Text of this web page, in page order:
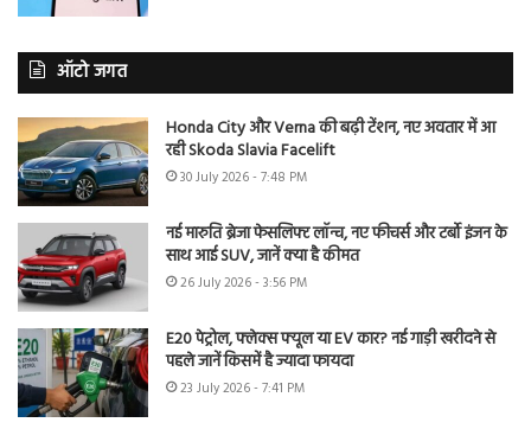
ऑटो जगत
Honda City और Verna की बढ़ी टेंशन, नए अवतार में आ
रही Skoda Slavia Facelift
30 July 2026 - 7:48 PM
नई मारुति ब्रेजा फेसलिफ्ट लॉन्च, नए फीचर्स और टर्बो इंजन के
साथ आई SUV, जानें क्या है कीमत
26 July 2026 - 3:56 PM
E20 पेट्रोल, फ्लेक्स फ्यूल या EV कार? नई गाड़ी खरीदने से
पहले जानें किसमें है ज्यादा फायदा
23 July 2026 - 7:41 PM